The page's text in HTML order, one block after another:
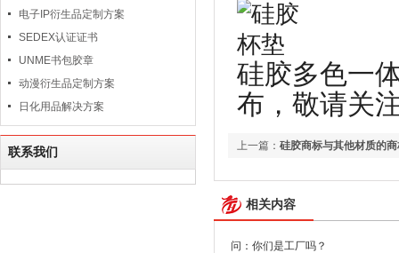
电子IP衍生品定制方案
SEDEX认证证书
UNME书包胶章
动漫衍生品定制方案
日化用品解决方案
联系我们
硅胶多色一
布，敬请关
上一篇： 硅胶商标与其他材质的
相关内容
问：你们是工厂吗？